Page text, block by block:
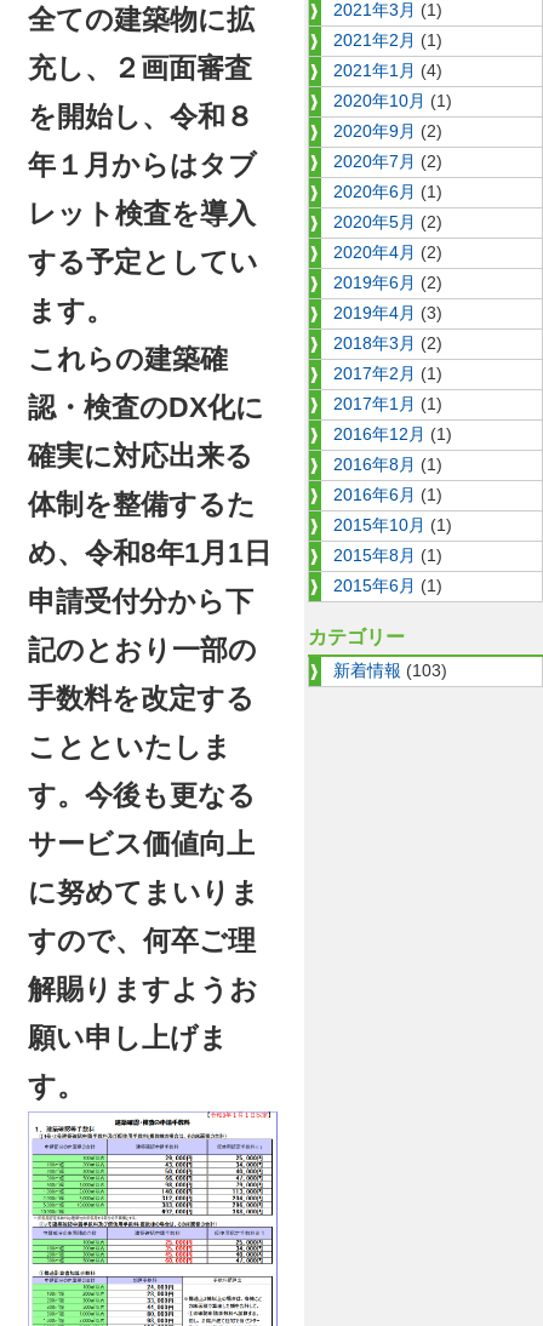
全ての建築物に拡
充し、２画面審査
を開始し、令和８
年１月からはタブ
レット検査を導入
する予定としてい
ます。
これらの建築確
認・検査のDX化に
確実に対応出来る
体制を整備するた
め、令和8年1月1日
申請受付分から下
記のとおり⼀部の
⼿数料を改定する
ことといたしま
す。今後も更なる
サービス価値向上
に努めてまいりま
すので、何卒ご理
解賜りますようお
願い申し上げま
す。
2021年3月 (1)
2021年2月 (1)
2021年1月 (4)
2020年10月 (1)
2020年9月 (2)
2020年7月 (2)
2020年6月 (1)
2020年5月 (2)
2020年4月 (2)
2019年6月 (2)
2019年4月 (3)
2018年3月 (2)
2017年2月 (1)
2017年1月 (1)
2016年12月 (1)
2016年8月 (1)
2016年6月 (1)
2015年10月 (1)
2015年8月 (1)
2015年6月 (1)
カテゴリー
新着情報 (103)